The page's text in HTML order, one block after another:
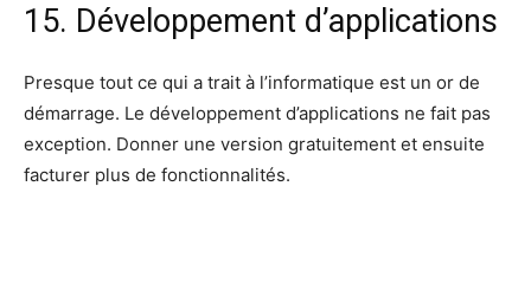
15. Développement d’applications
Presque tout ce qui a trait à l’informatique est un or de
démarrage. Le développement d’applications ne fait pas
exception. Donner une version gratuitement et ensuite
facturer plus de fonctionnalités.